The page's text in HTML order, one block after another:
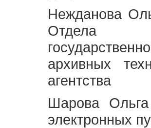
Нежданова
Отдела
архивных
агентства
Шарова
электронных